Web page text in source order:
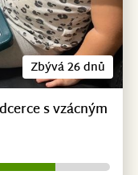
Zbývá 26 dnů
s vzácným